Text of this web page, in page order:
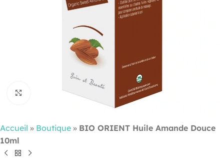
Cliquez pour agrandir
Accueil » Boutique » BIO ORIENT Huile Amande Douce
10ml